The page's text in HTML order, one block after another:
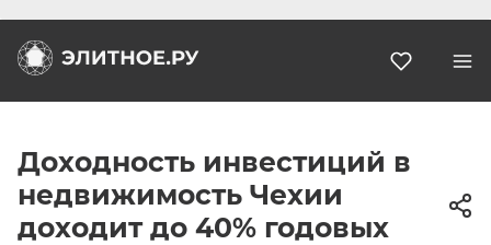
Доходность инвестиций в
недвижимость Чехии
доходит до 40% годовых